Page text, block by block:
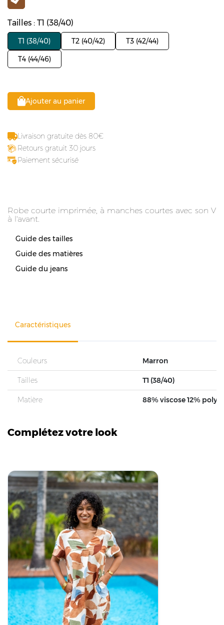
Tailles : T1 (38/40)
T1 (38/40) T2 (40/42)
T3 (42/44)
T4 (44/46)
Ajouter au panier
Livraison gratuite dès 80
Retours gratuit 30 jours
Paiement sécurisé
Robe courte imprimée, à manches courtes avec son V
à l'avant.
Guide des tailles
Guide des matières
Guide du jeans
Caractéristiques
Couleurs Marron
Tailles T1 (38/40)
Matière 88% viscose 12%
Complétez votre look